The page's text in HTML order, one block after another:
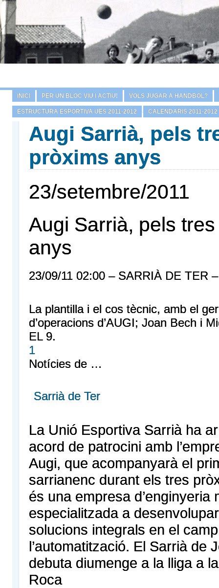
INICI PER UN BLOC VIU I ACTIU! VOLS JUGAR A HANDBOL?
ESTRUCTURA ESPORTIVA UES 2011-2012 CALENDARIS 2011-2012
Augi Sarrià, pels
pròxims anys
23/setembre/2011
Augi Sarrià, pels
anys
23/09/11 02:00 – SARRIÀ DE TER
La plantilla i el cos tècnic, amb el
d’operacions d’AUGI; Joan Bech i
EL 9.
1
Notícies de …
Sarrià de Ter
La Unió Esportiva Sarrià ha
acord de patrocini amb
Augi, que acompanyarà el
sarrianenc durant els tres
és una empresa d’enginyeria
especialitzada a
solucions integrals en el
l’automatització. El Sarrià de
debuta diumenge a la lliga a
Roca